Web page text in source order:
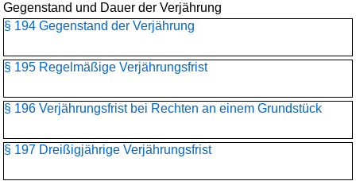
Gegenstand und Dauer der Verjährung
§ 194 Gegenstand der Verjährung
§ 195 Regelmäßige Verjährungsfrist
§ 196 Verjährungsfrist bei Rechten an einem Grundstück
§ 197 Dreißigjährige Verjährungsfrist